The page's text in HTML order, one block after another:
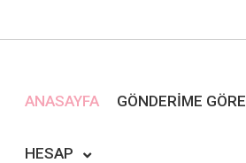
ANASAYFA GÖNDERIME GÖRE
HESAP